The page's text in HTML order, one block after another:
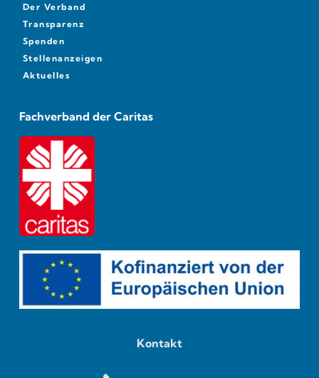
Der Verband
Transparenz
Spenden
Stellenanzeigen
Aktuelles
Fachverband der Caritas
Kontakt